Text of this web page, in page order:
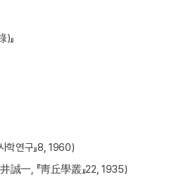
』
학연구』8, 1960)
一, 『靑丘學叢』22, 1935)